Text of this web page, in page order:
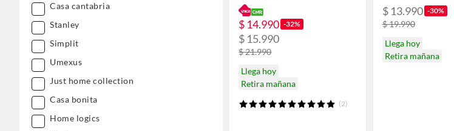
Casa cantabria
Stanley
Simplit
Umexus
Just home collection
Casa bonita
Home logics
$ 14.990 -32%
$ 15.990
$ 21.990
Llega hoy
Retira mañana
(2)
$ 13.990 -30%
$ 19.990
Llega hoy
Retira mañana